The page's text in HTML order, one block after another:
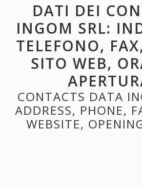
DATI DEI
INGOM SRL:
TELEFONO,
SITO WEB,
CONTACTS DATA
ADDRESS, PHONE,
WEBSITE,